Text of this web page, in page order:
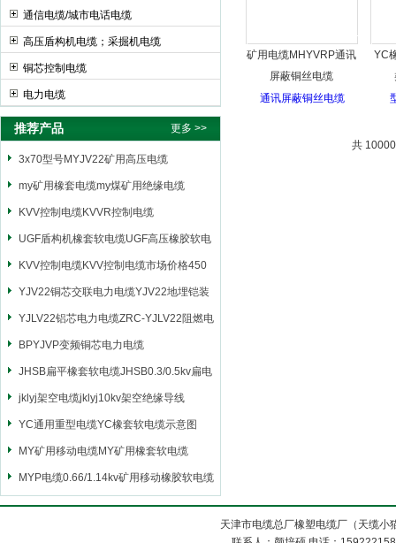
通信电缆/城市电话电缆
高压盾构机电缆；采掘机电缆
铜芯控制电缆
电力电缆
推荐产品 更多 >>
3x70型号MYJV22矿用高压电缆
my矿用橡套电缆my煤矿用绝缘电缆
KVV控制电缆KVVR控制电缆
UGF盾构机橡套软电缆UGF高压橡胶软电
缆
KVV控制电缆KVV控制电缆市场价格450
YJV22铜芯交联电力电缆YJV22地埋铠装
电源电缆
YJLV22铝芯电力电缆ZRC-YJLV22阻燃电
力电缆
BPYJVP变频铜芯电力电缆
JHSB扁平橡套软电缆JHSB0.3/0.5kv扁电
缆
jklyj架空电缆jklyj10kv架空绝缘导线
YC通用重型电缆YC橡套软电缆示意图
MY矿用移动电缆MY矿用橡套软电缆
MYP电缆0.66/1.14kv矿用移动橡胶软电缆
矿用电缆MHYVRP通讯
屏蔽铜丝电缆
YC
共
天津市电缆总厂橡塑电缆厂（天缆